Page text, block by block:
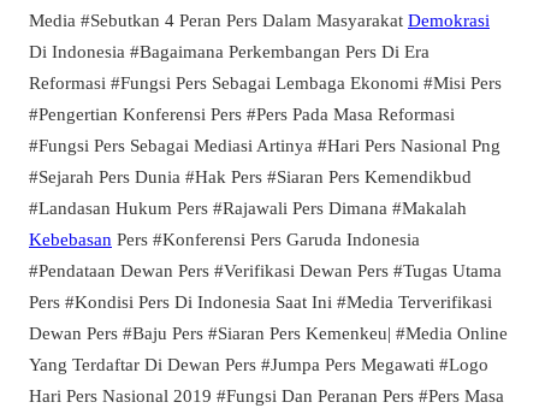
Media #Sebutkan 4 Peran Pers Dalam Masyarakat Demokrasi
Di Indonesia #Bagaimana Perkembangan Pers Di Era
Reformasi #Fungsi Pers Sebagai Lembaga Ekonomi #Misi Pers
#Pengertian Konferensi Pers #Pers Pada Masa Reformasi
#Fungsi Pers Sebagai Mediasi Artinya #Hari Pers Nasional Png
#Sejarah Pers Dunia #Hak Pers #Siaran Pers Kemendikbud
#Landasan Hukum Pers #Rajawali Pers Dimana #Makalah
Kebebasan Pers #Konferensi Pers Garuda Indonesia
#Pendataan Dewan Pers #Verifikasi Dewan Pers #Tugas Utama
Pers #Kondisi Pers Di Indonesia Saat Ini #Media Terverifikasi
Dewan Pers #Baju Pers #Siaran Pers Kemenkeu| #Media Online
Yang Terdaftar Di Dewan Pers #Jumpa Pers Megawati #Logo
Hari Pers Nasional 2019 #Fungsi Dan Peranan Pers #Pers Masa